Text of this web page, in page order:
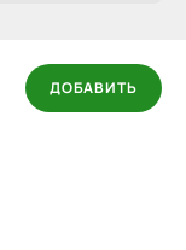
ДОБАВИТЬ